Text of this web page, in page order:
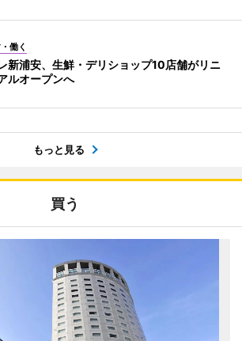
働く
新浦安、生鮮・デリショップ10店舗がリニ
ルオープンへ
もっと見る
買う